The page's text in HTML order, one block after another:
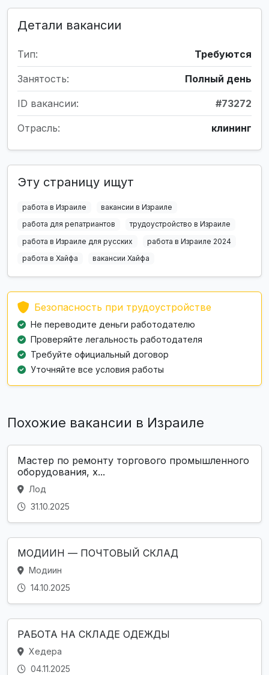
Детали вакансии
Тип: Требуются
Занятость: Полный день
ID вакансии: #73272
Отрасль: клининг
Эту страницу ищут
работа в Израиле
вакансии в Израиле
работа для репатриантов
трудоустройство в Израиле
работа в Израиле для русских
работа в Израиле 2024
работа в Хайфа
вакансии Хайфа
Безопасность при трудоустройстве
Не переводите деньги работодателю
Проверяйте легальность работодателя
Требуйте официальный договор
Уточняйте все условия работы
Похожие вакансии в Израиле
Мастер по ремонту торгового промышленного
оборудования, х...
Лод
31.10.2025
МОДИИН — ПОЧТОВЫЙ СКЛАД
Модиин
14.10.2025
РАБОТА НА СКЛАДЕ ОДЕЖДЫ
Хедера
04.11.2025